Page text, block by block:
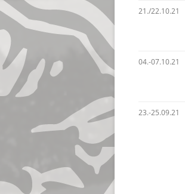
21./22.10.21
04.-07.10.21
23.-25.09.21